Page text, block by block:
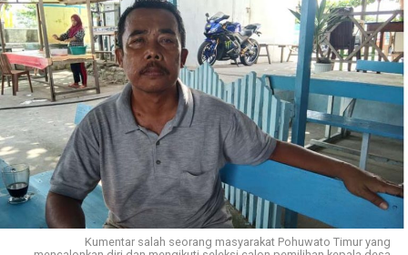
Kumentar salah seorang masyarakat Pohuwato Timur yang